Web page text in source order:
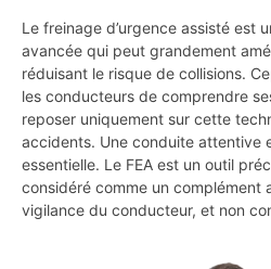
Le freinage d’urgence assisté est
avancée qui peut grandement
réduisant le risque de collisions.
les conducteurs de comprendre
reposer uniquement sur cette
accidents. Une conduite attentive
essentielle. Le FEA est un outil
considéré comme un complément
vigilance du conducteur, et non